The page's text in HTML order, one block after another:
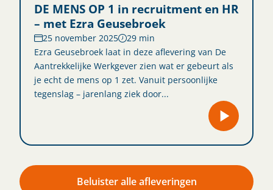
DE MENS OP 1 in recruitment en HR
– met Ezra Geusebroek
25 november 2025
29 min
Ezra Geusebroek laat in deze aflevering van De
Aantrekkelijke Werkgever zien wat er gebeurt als
je echt de mens op 1 zet. Vanuit persoonlijke
tegenslag – jarenlang ziek door...
Beluister alle afleveringen